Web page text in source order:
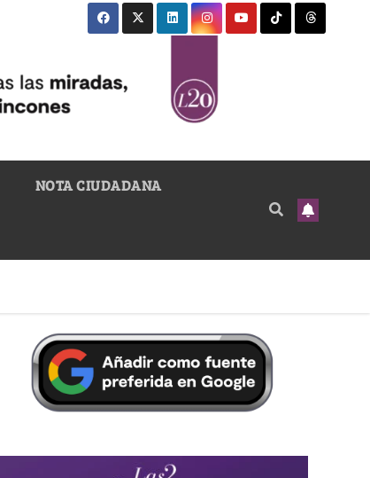
NOTA CIUDADANA